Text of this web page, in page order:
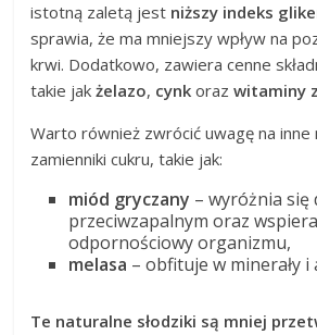
istotną zaletą jest niższy indeks
sprawia, że ma mniejszy wpływ na
krwi. Dodatkowo, zawiera cenne
takie jakżelazo, cynk orazwitaminy
Warto również zwrócić uwagę na inne
zamienniki cukru, takie jak:
miód gryczany – wyróżnia się
przeciwzapalnym oraz
odpornościowy organizmu,
melasa – obfituje w minerały
Te naturalne słodziki są mniej